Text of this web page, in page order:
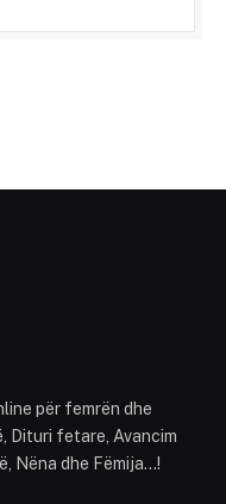
për femrën dhe
Dituri fetare, Avancim
Nëna dhe Fëmija...!